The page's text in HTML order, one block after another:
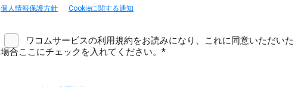
個人情報保護方針 Cookieに関する通知
ワコムサービスの利用規約をお読みになり、これに同意いただいた
場合ここにチェックを入れてください。*